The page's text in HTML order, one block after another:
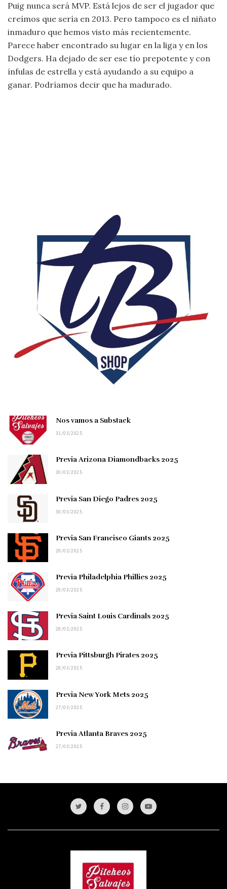
Puig nunca será MVP. Está lejos de ser el jugador que
creímos que sería en 2013. Pero tampoco es el niñato
inmaduro que hemos visto más recientemente.
Parece haber encontrado su lugar en la liga y en los
Dodgers. Ha dejado de ser ese tío prepotente y con
ínfulas de estrella y está ayudando a su equipo a
ganar. Podríamos decir que ha madurado.
Nos vamos a Substack
31/03/2025
Previa Arizona Diamondbacks 2025
30/03/2025
Previa San Diego Padres 2025
30/03/2025
Previa San Francisco Giants 2025
29/03/2025
Previa Philadelphia Phillies 2025
29/03/2025
Previa Saint Louis Cardinals 2025
28/03/2025
Previa Pittsburgh Pirates 2025
28/03/2025
Previa New York Mets 2025
27/03/2025
Previa Atlanta Braves 2025
27/03/2025